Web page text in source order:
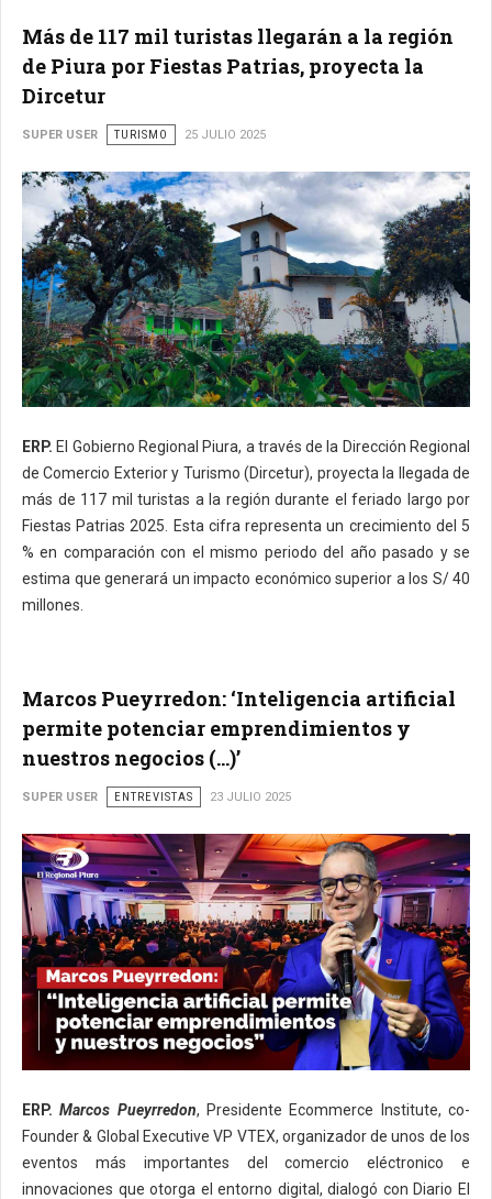
Más de 117 mil turistas llegarán a la región
de Piura por Fiestas Patrias, proyecta la
Dircetur
SUPER USER TURISMO 25 JULIO 2025
ERP. El Gobierno Regional Piura, a través de la Dirección Regional
de Comercio Exterior y Turismo (Dircetur), proyecta la llegada de
más de 117 mil turistas a la región durante el feriado largo por
Fiestas Patrias 2025. Esta cifra representa un crecimiento del 5
% en comparación con el mismo periodo del año pasado y se
estima que generará un impacto económico superior a los S/ 40
millones.
Marcos Pueyrredon: ‘Inteligencia artificial
permite potenciar emprendimientos y
nuestros negocios (…)’
SUPER USER ENTREVISTAS 23 JULIO 2025
ERP. Marcos Pueyrredon, Presidente Ecommerce Institute, co-
Founder & Global Executive VP VTEX, organizador de unos de los
eventos más importantes del comercio eléctronico e
innovaciones que otorga el entorno digital, dialogó con Diario El